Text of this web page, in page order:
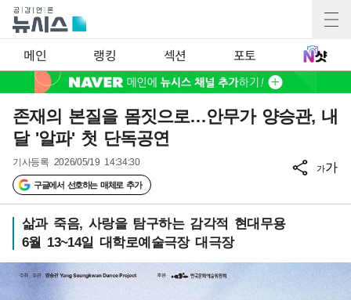
메인 랭킹 섹션 포토
존재의 본질을 몸짓으로…안무가 양승관, 내
달 '알파' 첫 단독공연
기사등록 2026/05/19 14:34:30
구글에서 선호하는 매체로 추가
가가
삶과 죽음, 사랑을 탐구하는 감각적 현대무용
6월 13~14일 대학로예술극장 대극장